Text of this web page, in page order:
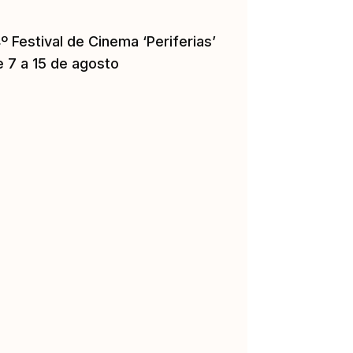
Festival de Cinema ‘Periferias’
7 a 15 de agosto